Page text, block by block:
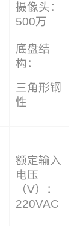
摄像头：
500万
底盘结
构：
三角形钢
性
额定输入
电压
（V）：
220VAC